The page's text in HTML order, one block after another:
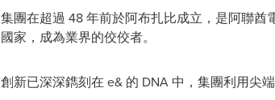
集團在超過 48 年前於阿布扎比成立，是阿聯
國家，成為業界的佼佼者。
創新已深深鐫刻在 e& 的 DNA 中，集團利用尖